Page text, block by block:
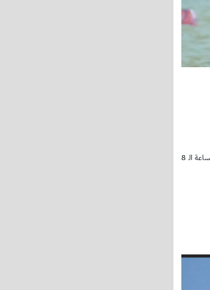
وتقام الأحد مباراتا الدور نصف النهائي حيث يلتقي المنتخب البحريني بشقيقه الإماراتي عند الـ 6:30 مساءً، فيما يلتقي المنتخبان العماني والفلسطيني عند الساعة الـ 8